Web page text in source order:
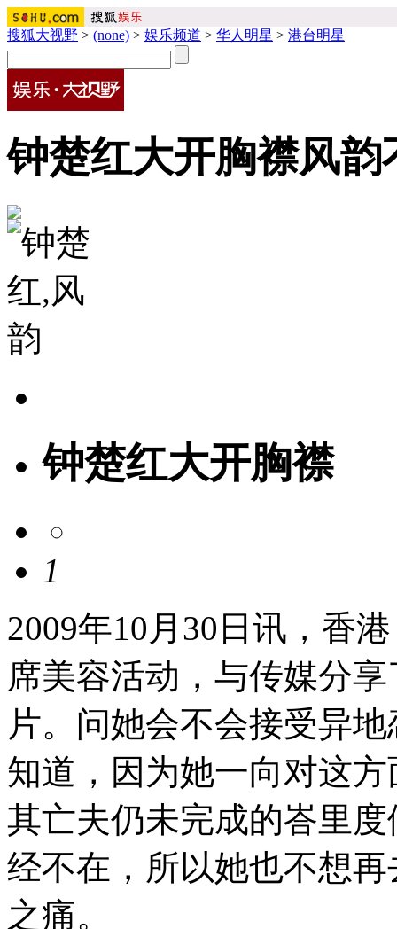
搜狐大视野 > (none) > 娱乐频道 > 华人明星 > 港台明星
钟楚红大开胸襟风
钟楚红大开胸襟
1
2009年10月30日讯，香
席美容活动，与传媒分
片。问她会不会接受异
知道，因为她一向对这
其亡夫仍未完成的峇里
经不在，所以她也不想
之痛。